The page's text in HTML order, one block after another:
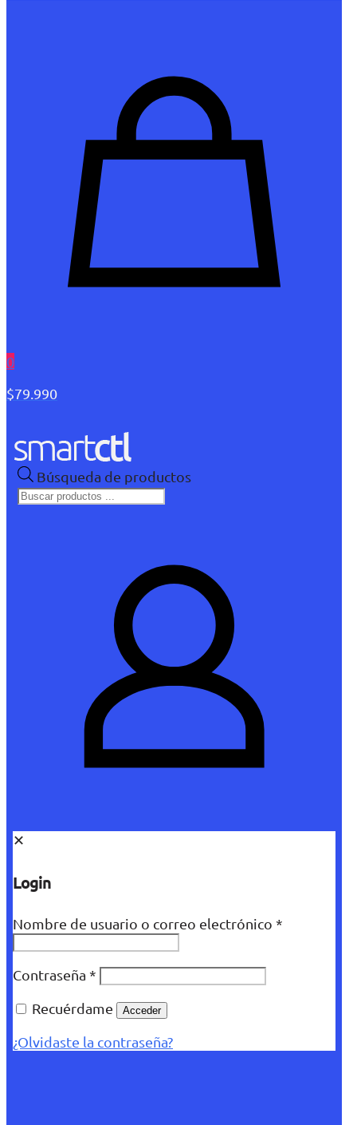
0
$79.990
Búsqueda de productos
✕
Login
Nombre de usuario o correo electrónico *
Contraseña *
Recuérdame
Acceder
¿Olvidaste la contraseña?